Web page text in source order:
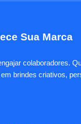
Sua Marca
colaboradores.
brindes criativos,